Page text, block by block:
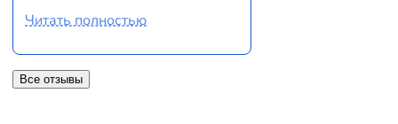
Читать полностью
Все отзывы